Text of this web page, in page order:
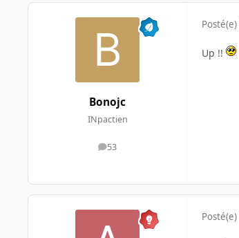
Bonojc
INpactien
53
messages
Posté(e)
Up !!
Posté(e)